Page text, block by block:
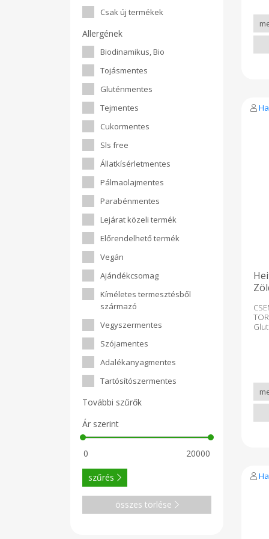
Csak új termékek
Allergének
Biodinamikus, Bio
Tojásmentes
Gluténmentes
Tejmentes
Cukormentes
Sls free
Állatkísérletmentes
Pálmaolajmentes
Parabénmentes
Lejárat közeli termék
Előrendelhető termék
Vegán
Ajándékcsomag
Kíméletes termesztésből
származó
Vegyszermentes
Szójamentes
Adalékanyagmentes
Tartósítószermentes
További szűrők
Ár szerint
szűrés
összes törlése
A